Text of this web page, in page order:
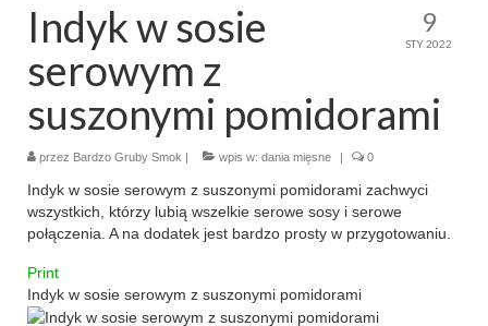
ciasteczka
muffinki
bez pieczenia
pizze
przekąski
9
STY 2022
Indyk w sosie
serowym z
suszonymi pomidorami
przez Bardzo Gruby Smok | wpis w: dania mięsne | 0
Indyk w sosie serowym z suszonymi pomidorami zachwyci
wszystkich, którzy lubią wszelkie serowe sosy i serowe
połączenia. A na dodatek jest bardzo prosty w przygotowaniu.
Print
Indyk w sosie serowym z suszonymi pomidorami